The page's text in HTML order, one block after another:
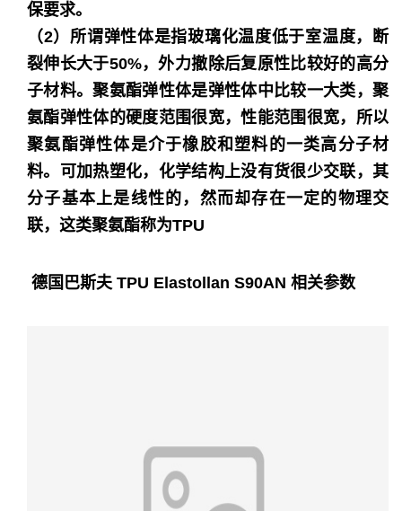
保要求。
（2）所谓弹性体是指玻璃化温度低于室温度，断
裂伸长大于50%，外力撤除后复原性比较好的高分
子材料。聚氨酯弹性体是弹性体中比较一大类，聚
氨酯弹性体的硬度范围很宽，性能范围很宽，所以
聚氨酯弹性体是介于橡胶和塑料的一类高分子材
料。可加热塑化，化学结构上没有货很少交联，其
分子基本上是线性的，然而却存在一定的物理交
联，这类聚氨酯称为TPU
德国巴斯夫 TPU Elastollan S90AN 相关参数